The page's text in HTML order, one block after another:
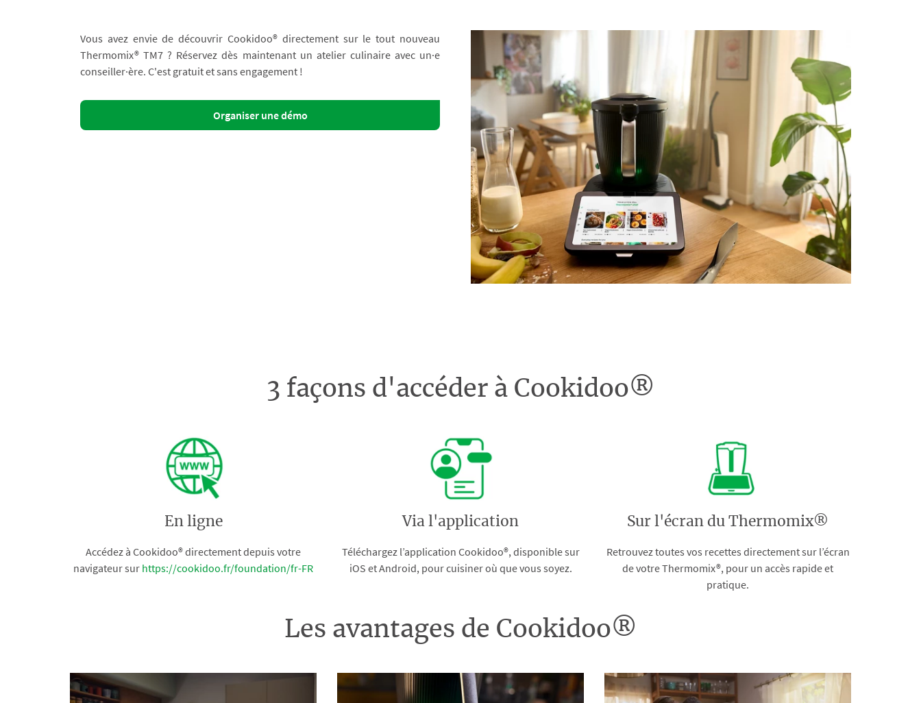
Vous avez envie de découvrir Cookidoo® directement sur le tout nouveau
Thermomix® TM7 ? Réservez dès maintenant un atelier culinaire avec un·e
conseiller·ère. C'est gratuit et sans engagement !
Organiser une démo
3 façons d'accéder à Cookidoo®
En ligne
Accédez à Cookidoo® directement depuis votre
navigateur sur https://cookidoo.fr/foundation/fr-FR
Via l'application
Téléchargez l’application Cookidoo®, disponible sur
iOS et Android, pour cuisiner où que vous soyez.
Sur l'écran du Thermomix®
Retrouvez toutes vos recettes directement sur l’écran
de votre Thermomix®, pour un accès rapide et
pratique.
Les avantages de Cookidoo®